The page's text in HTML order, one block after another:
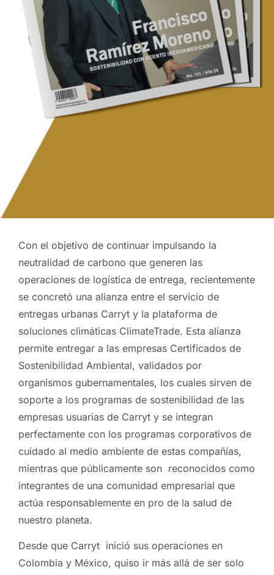
Con el objetivo de continuar impulsando la
neutralidad de carbono que generen las
operaciones de logística de entrega, recientemente
se concretó una alianza entre el servicio de
entregas urbanas Carryt y la plataforma de
soluciones climáticas ClimateTrade. Esta alianza
permite entregar a las empresas Certificados de
Sostenibilidad Ambiental, validados por
organismos gubernamentales, los cuales sirven de
soporte a los programas de sostenibilidad de las
empresas usuarias de Carryt y se integran
perfectamente con los programas corporativos de
cuidado al medio ambiente de estas compañías,
mientras que públicamente son reconocidos como
integrantes de una comunidad empresarial que
actúa responsablemente en pro de la salud de
nuestro planeta.
Desde que Carryt inició sus operaciones en
Colombia y México, quiso ir más allá de ser solo